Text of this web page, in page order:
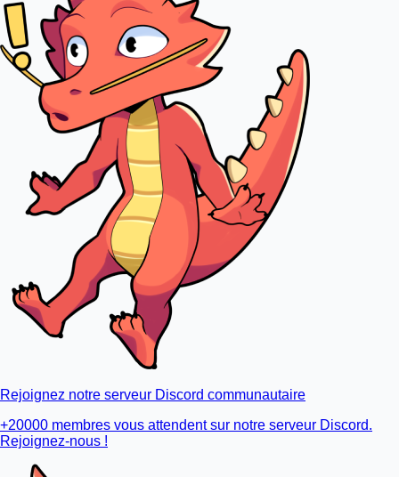
Rejoignez notre serveur Discord communautaire
+20000 membres vous attendent sur notre serveur Discord.
Rejoignez-nous !